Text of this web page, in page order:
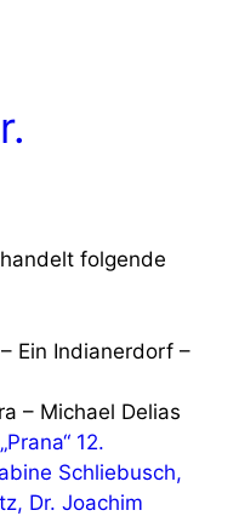
folgende
Ein Indianerdorf –
– Michael Delias
12.
Schliebusch,
Dr. Joachim